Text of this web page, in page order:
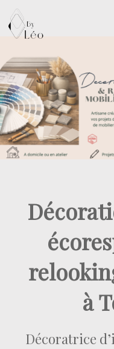
Aller
au
contenu
à
Décoratrice